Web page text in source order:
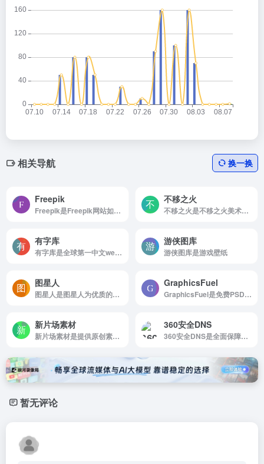
相关导航 换一换
Freepik
Freepik是Freepik网站如何使用 浏览...
不移之火
不移之火是不移之火美术资源网-专业的动漫游戏美术资源分享、学习平台。
有字库
有字库是全球第一中文web font（网络字体）服务平台
游侠图库
游侠图库是游戏壁纸
图星人
图星人是图星人为优质的免费图片素材网,可免费下载200万+高清图片素材。
GraphicsFuel
GraphicsFuel是免费PSD，图形和网页设计资源
新片场素材
新片场素材是提供原创素材资源、免费素材下载
360安全DNS
360安全DNS是全面保障客户的上网效率和安全
暂无评论